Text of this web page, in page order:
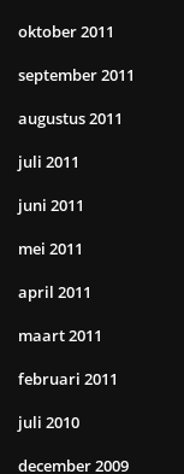
oktober 2011
september 2011
augustus 2011
juli 2011
juni 2011
mei 2011
april 2011
maart 2011
februari 2011
juli 2010
december 2009